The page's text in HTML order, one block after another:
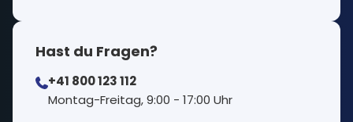
Hast du Fragen?
+41 800 123 112
⁠Montag-Freitag, 9:00 - 17:00 Uhr